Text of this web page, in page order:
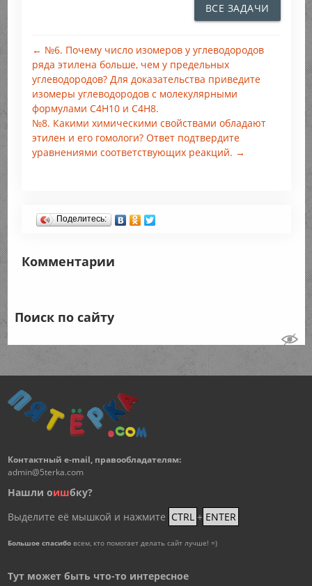
ВСЕ ЗАДАЧИ
← №6. Почему число изомеров у углеводородов
ряда этилена больше, чем у предельных
углеводородов? Для доказательства приведите
изомеры углеводородов с молекулярными
формулами C4H10 и C4H8.
№8. Какими химическими свойствами обладают
этилен и его гомологи? Ответ подтвердите
уравнениями соответствующих реакций. →
Поделитесь:
Комментарии
Поиск по сайту
Контактный e-mail, правообладателям:
admin@5terka.com
Нашли оишбку?
Выделите её мышкой и нажмите CTRL + ENTER
Большое спасибовсем, кто помогает делать сайт лучше! =)
Тут может быть что-то интересное